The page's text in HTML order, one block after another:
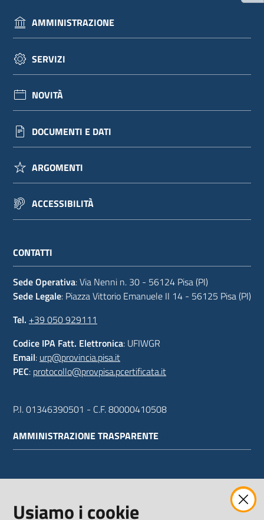
AMMINISTRAZIONE
SERVIZI
NOVITÀ
DOCUMENTI E DATI
ARGOMENTI
ACCESSIBILITÀ
CONTATTI
Sede Operativa: Via Nenni n. 30 - 56124 Pisa (PI)
Sede Legale: Piazza Vittorio Emanuele II 14 - 56125 Pisa (PI)
Tel. +39 050 929111
Codice IPA Fatt. Elettronica: UFIWGR
Email: urp@provincia.pisa.it
PEC: protocollo@provpisa.pcertificata.it
P.I. 01346390501 - C.F. 80000410508
AMMINISTRAZIONE TRASPARENTE
Usiamo i cookie